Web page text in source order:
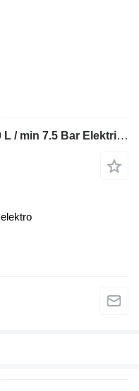
Grassair S55.7 SF 18.5 kW 2500 L / min 7.5 Bar Elektrische Schro
elektro